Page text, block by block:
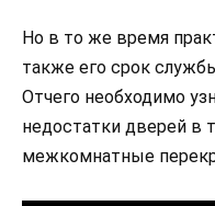
Но в то же время
также его срок
Отчего необходимо
недостатки дверей в
межкомнатные